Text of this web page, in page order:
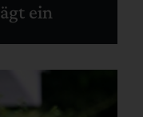
ein